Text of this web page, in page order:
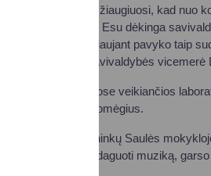
kitose mokyklose. Džiaugiuosi, kad nuo
įvairias laboratorijas. Esu dėkinga
kuriems bendradarbiaujant pavyko taip
sako Druskininkų savivaldybės vicemerė
Druskininkų mokyklose veikiančios
skirtingus mokinių pomėgius.
Pavyzdžiui, Druskininkų Saulės
gali kurti, įrašyti ir redaguoti muziką,